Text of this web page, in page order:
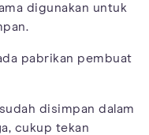
digunakan untuk
pabrikan pembuat
disimpan dalam
cukup tekan